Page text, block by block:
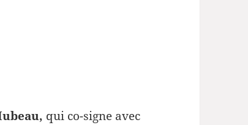
qui co-signe avec